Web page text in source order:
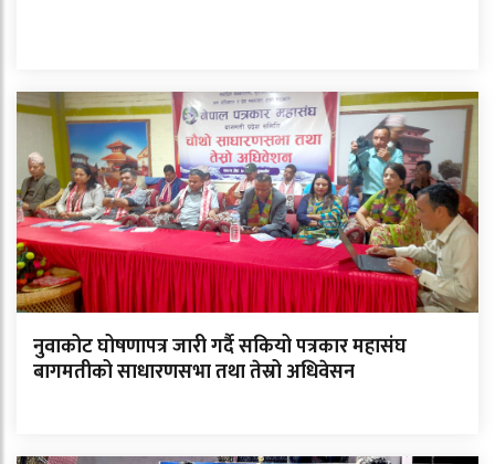
नुवाकोट घोषणापत्र जारी गर्दै सकियो पत्रकार महासंघ
बागमतीको साधारणसभा तथा तेस्रो अधिवेसन